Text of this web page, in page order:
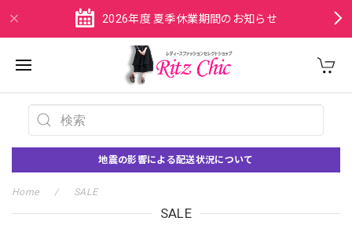
2026年度 夏季休業期間のお知らせ
地震の影響による配送状況について
Home SALE
SALE